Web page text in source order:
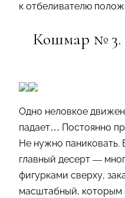
к отбеливателю
Кошмар № 3.
Одно неловкое
падает… Постоянно
Не нужно
главный десерт —
фигурками сверху,
масштабный, которым